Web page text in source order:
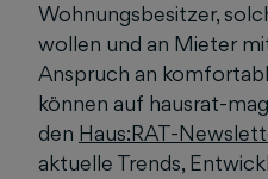
Wohnungsbesitzer,
wollen und an Mieter
Anspruch an
können auf hausrat-
den Haus:RAT-
aktuelle Trends,